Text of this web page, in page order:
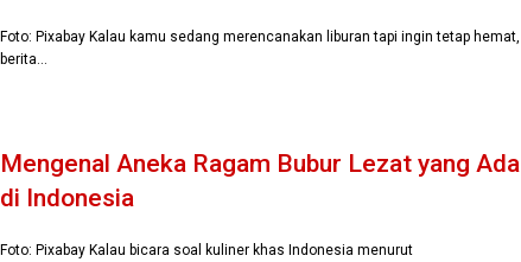
Foto: Pixabay Kalau kamu sedang merencanakan liburan tapi ingin tetap hemat,
berita…
Mengenal Aneka Ragam Bubur Lezat yang Ada
di Indonesia
Foto: Pixabay Kalau bicara soal kuliner khas Indonesia menurut